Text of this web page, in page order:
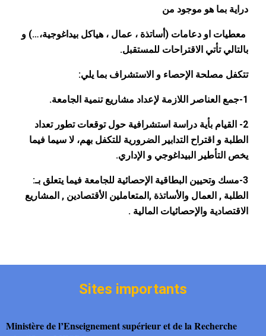
دراية بما هو موجود من
معطيات او دعامات (أساتذة ، عمال ، هياكل بيداغوجية،…) و
بالتالي تأتي الاقتراحات للمستقبل.
تتكفل مصلحة الإحصاء و الاستشراف بما يلي:
1-جمع العناصر اللازمة لإعداد مشاريع تنمية الجامعة.
2- القيام بأية دراسة استشرافية حول توقعات تطور تعداد
الطلبة و اقتراح التدابير الضرورية للتكفل بهم، لا سيما فيما
يخص التأطير البيداغوجي و الإداري.
3-مسك وتحيين البطاقية الإحصائية للجامعة فيما يتعلق بـ:
الطلبة , العمال والأساتذة ,المتعاملين الأقتصادين , المشاريع
الاقتصادية والإحصائيات المالية .
Sites importants
Ministère de l’Enseignement supérieur et de la Recherche